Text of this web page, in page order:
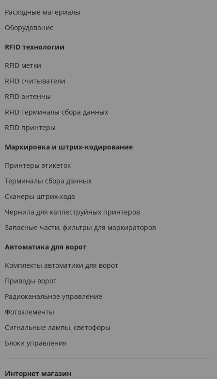
Расходные материалы
Оборудование
RFID технологии
RFID метки
RFID считыватели
RFID антенны
RFID терминалы сбора данных
RFID принтеры
Маркировка и штрих-кодирование
Принтеры этикеток
Терминалы сбора данных
Сканеры штрих-кода
Чернила для каплеструйных принтеров
Запасные части, фильтры для маркираторов
Автоматика для ворот
Комплекты автоматики для ворот
Приводы ворот
Радиоканальное управление
Фотоэлементы
Сигнальные лампы, светофоры
Блоки управления
Интернет магазин